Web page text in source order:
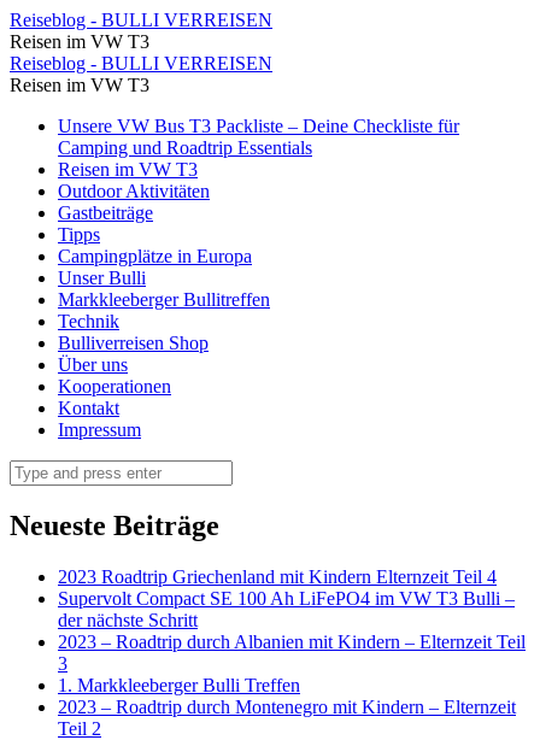
Picknick
am
Fluss,
hier
genießen
wir
unsere
Mittagspause
Reiseblog
BULLI
VERREISEN
Reiseblog - BULLI VERREISEN
Reisen im VW T3
Picknick
am
Fluss,
hier
genießen
wir
unsere
Mittagspause
Reiseblog
BULLI
VERREISEN
Reiseblog - BULLI VERREISEN
Reisen im VW T3
Skip
content
Unsere VW Bus T3 Packliste – Deine Checkliste für
Camping und Roadtrip Essentials
Reisen im VW T3
Outdoor Aktivitäten
Gastbeiträge
Tipps
Campingplätze in Europa
Unser Bulli
Markkleeberger Bullitreffen
Technik
Bulliverreisen Shop
Über uns
Kooperationen
Kontakt
Impressum
Search
Neueste Beiträge
2023 Roadtrip Griechenland mit Kindern Elternzeit Teil 4
Supervolt Compact SE 100 Ah LiFePO4 im VW T3 Bulli –
der nächste Schritt
2023 – Roadtrip durch Albanien mit Kindern – Elternzeit Teil
3
1. Markkleeberger Bulli Treffen
2023 – Roadtrip durch Montenegro mit Kindern – Elternzeit
Teil 2